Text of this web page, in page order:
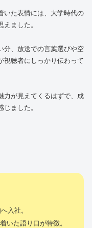
いた表情には、大学時代の
ました。
分、放送での言葉選びや空
視聴者にしっかり伝わって
力が見えてくるはずで、成
ました。
入社。
いた語り口が特徴。